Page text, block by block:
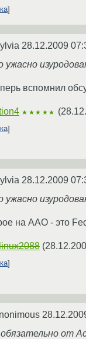
28.12.2009
ужасно
вспомнил
★★★★★ (
28.12.2009
ужасно
на AAO - это
(
от